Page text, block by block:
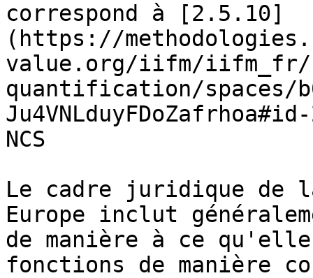
correspond à [2.5.10]
(https://
value.org/iifm/iifm_fr/
quantification/spaces/
NCS
Le cadre juridique de
Europe inclut
de manière à ce
fonctions de manière